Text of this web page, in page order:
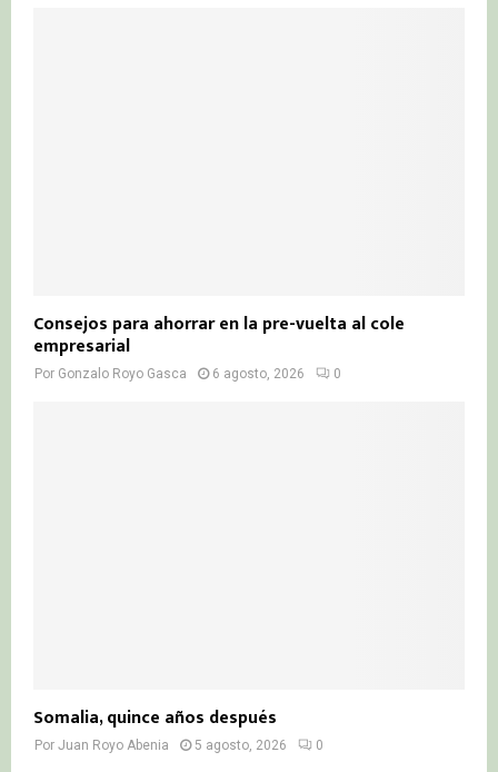
Consejos para ahorrar en la pre-vuelta al cole
empresarial
Por Gonzalo Royo Gasca 6 agosto, 2026 0
Somalia, quince años después
Por Juan Royo Abenia 5 agosto, 2026 0